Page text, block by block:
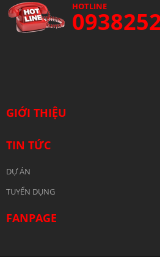
HOTLINE
GIỚI THIỆU
TIN TỨC
DỰ ÁN
TUYỂN DỤNG
FANPAGE